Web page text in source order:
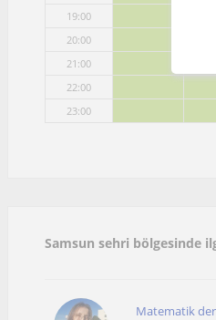
19:00
20:00
21:00
22:00
23:00
Samsun sehri bölgesinde
Matematik